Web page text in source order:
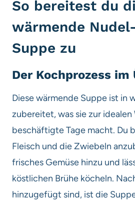
So bereitest du
wärmende
Suppe zu
Der Kochprozess
Diese wärmende Suppe ist in
zubereitet, was sie zur idealen
beschäftigte Tage macht. Du
Fleisch und die Zwiebeln
frisches Gemüse hinzu und
köstlichen Brühe köcheln.
hinzugefügt sind, ist die